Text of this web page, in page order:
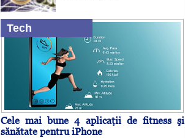
Tech
Cele mai bune 4 aplicaţii de fitness şi
sănătate pentru iPhone